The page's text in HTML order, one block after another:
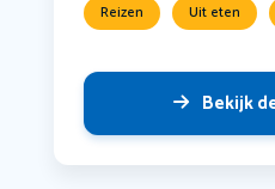
Reizen Uit eten
Bekijk